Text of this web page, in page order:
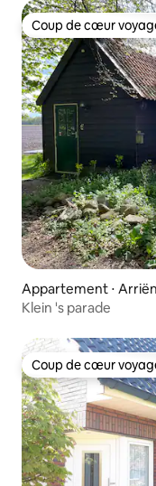
Coup de cœur
Coup de cœur
Appartement ⋅ Arriën
Klein 's parade
Coup de cœur
Coup de cœur